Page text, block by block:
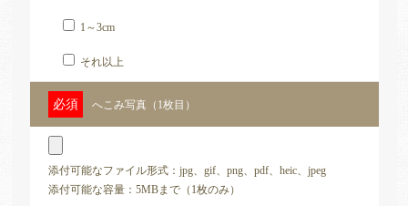
1～3cm
それ以上
へこみ写真（1枚目）
添付可能なファイル形式：jpg、gif、png、pdf、heic、jpeg
添付可能な容量：5MBまで（1枚のみ）